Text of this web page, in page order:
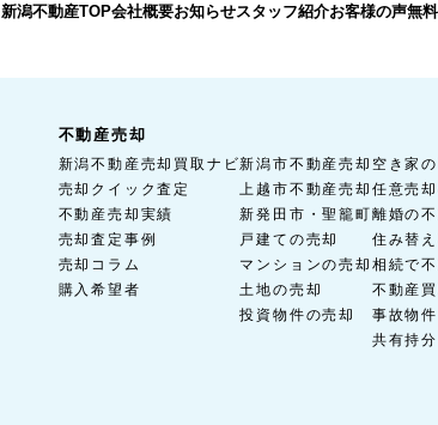
新潟不動産TOP会社概要お知らせスタッフ紹介お客様の声無
不動産売却
新潟不動産売却買取ナビ
売却クイック査定
不動産売却実績
売却査定事例
売却コラム
購入希望者
新潟市不動産売却
上越市不動産売却
新発田市・聖籠町
戸建ての売却
マンションの売却
土地の売却
投資物件の売却
空き家
任意売
離婚の
住み替
相続で
不動産買
事故物件
共有持分